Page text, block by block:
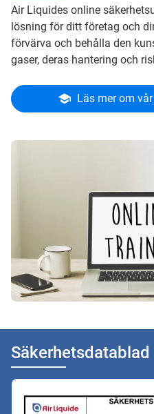
Air Liquides online
lösning för ditt företag och
förvärva och behålla den
gaser, deras hantering och
Läs mer om
Säkerhetsdatablad